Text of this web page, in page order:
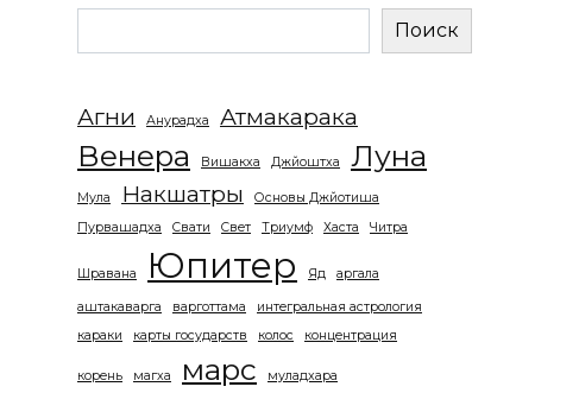
Поиск
Агни Анурадха Атмакарака
Венера Вишакха Джйоштха Луна
Мула Накшатры
Основы Джйотиша
Пурвашадха
Свати Свет Триумф Хаста Читра
Шравана Юпитер Яд аргала
аштакаварга варготтама
интегральная астрология
караки
карты государств колос концентрация
корень магха марс муладхара